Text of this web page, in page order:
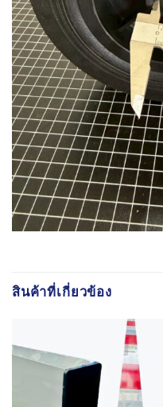
สินค้าที่เกี่ยวข้อง